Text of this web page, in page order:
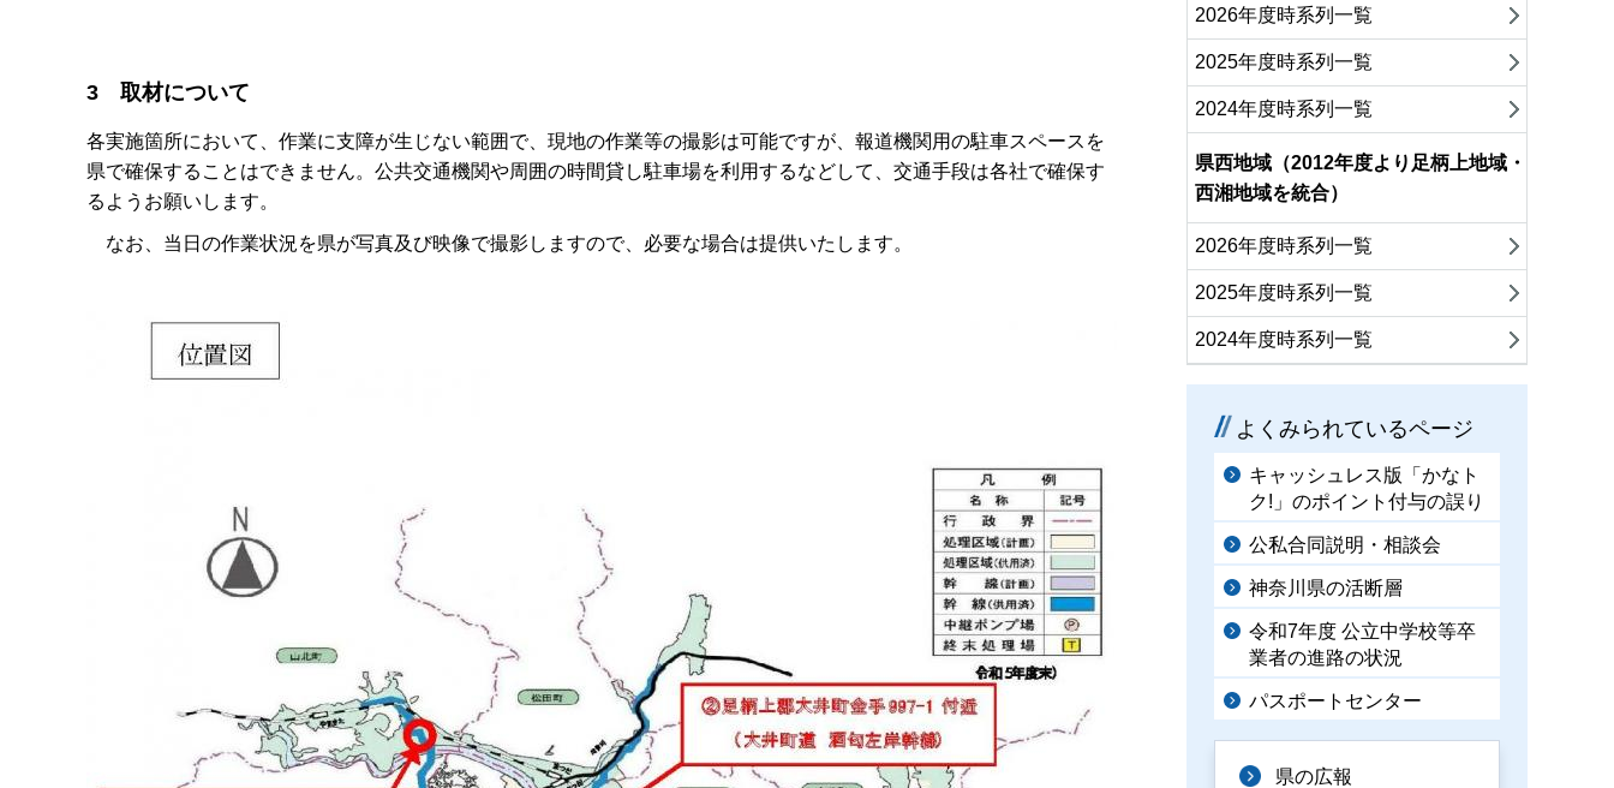
3 取材について
各実施箇所において、作業に支障が生じない範囲で、現地の作業等の撮影は可能ですが、報道機関用の駐車スペースを
県で確保することはできません。公共交通機関や周囲の時間貸し駐車場を利用するなどして、交通手段は各社で確保す
るようお願いします。
なお、当日の作業状況を県が写真及び映像で撮影しますので、必要な場合は提供いたします。
2026年度時系列一覧
2025年度時系列一覧
2024年度時系列一覧
県西地域（2012年度より足柄上地域・
西湘地域を統合）
2026年度時系列一覧
2025年度時系列一覧
2024年度時系列一覧
よくみられているページ
キャッシュレス版「かなト
ク!」のポイント付与の誤り
公私合同説明・相談会
神奈川県の活断層
令和7年度 公立中学校等卒
業者の進路の状況
パスポートセンター
県の広報